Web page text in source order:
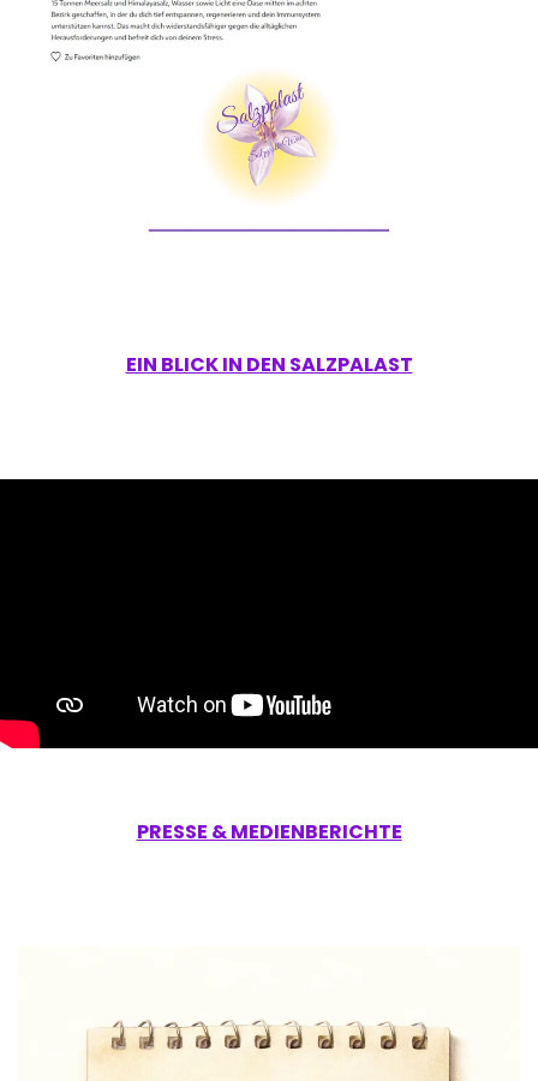
EIN BLICK IN DEN SALZPALAST
PRESSE & MEDIENBERICHTE